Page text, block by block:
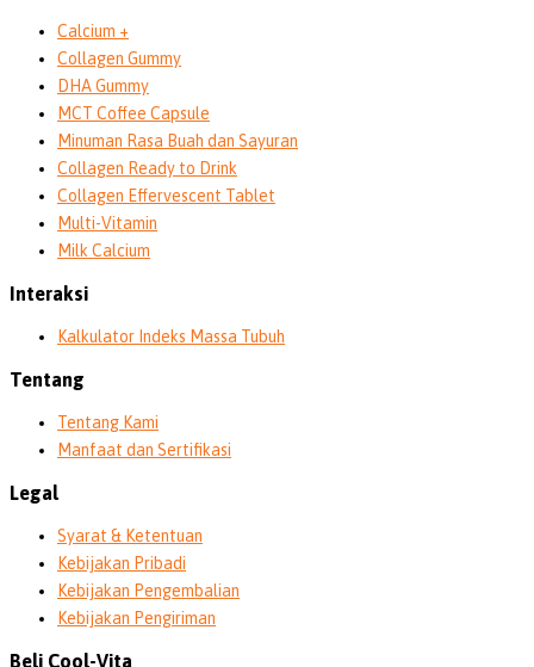
Calcium +
Collagen Gummy
DHA Gummy
MCT Coffee Capsule
Minuman Rasa Buah dan Sayuran
Collagen Ready to Drink
Collagen Effervescent Tablet
Multi-Vitamin
Milk Calcium
Interaksi
Kalkulator Indeks Massa Tubuh
Tentang
Tentang Kami
Manfaat dan Sertifikasi
Legal
Syarat & Ketentuan
Kebijakan Pribadi
Kebijakan Pengembalian
Kebijakan Pengiriman
Beli Cool-Vita